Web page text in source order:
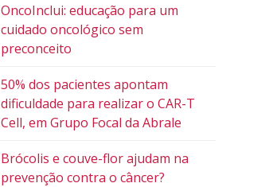
OncoInclui: educação para um
cuidado oncológico sem
preconceito
50% dos pacientes apontam
dificuldade para realizar o CAR-T
Cell, em Grupo Focal da Abrale
Brócolis e couve-flor ajudam na
prevenção contra o câncer?